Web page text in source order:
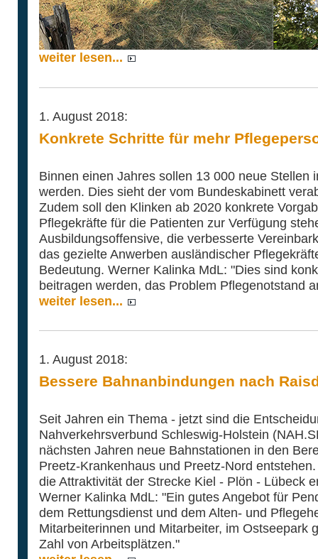
weiter lesen...
1. August 2018:
Konkrete Schritte für mehr
Binnen einen Jahres sollen 13 000 neue Stellen
werden. Dies sieht der vom Bundeskabinett
Zudem soll den Klinken ab 2020 konkrete
Pflegekräfte für die Patienten zur Verfügung
Ausbildungsoffensive, die verbesserte
das gezielte Anwerben ausländischer
Bedeutung. Werner Kalinka MdL: "Dies sind
beitragen werden, das Problem Pflegenotstand
weiter lesen...
1. August 2018:
Bessere Bahnanbindungen nach
Seit Jahren ein Thema - jetzt sind die
Nahverkehrsverbund Schleswig-Holstein
nächsten Jahren neue Bahnstationen in den
Preetz-Krankenhaus und Preetz-Nord
die Attraktivität der Strecke Kiel - Plön - Lübeck
Werner Kalinka MdL: "Ein gutes Angebot für
dem Rettungsdienst und dem Alten- und
Mitarbeiterinnen und Mitarbeiter, im Ostseepark
Zahl von Arbeitsplätzen."